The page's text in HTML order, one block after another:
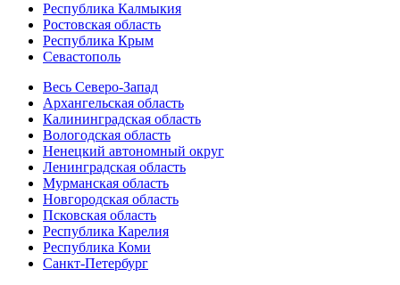
Республика Калмыкия
Ростовская область
Республика Крым
Севастополь
Весь Северо-Запад
Архангельская область
Калининградская область
Вологодская область
Ненецкий автономный округ
Ленинградская область
Мурманская область
Новгородская область
Псковская область
Республика Карелия
Республика Коми
Санкт-Петербург